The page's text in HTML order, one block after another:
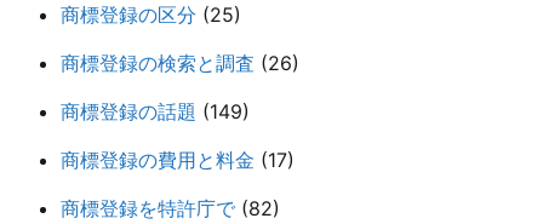
商標登録の区分 (25)
商標登録の検索と調査 (26)
商標登録の話題 (149)
商標登録の費用と料金 (17)
商標登録を特許庁で (82)